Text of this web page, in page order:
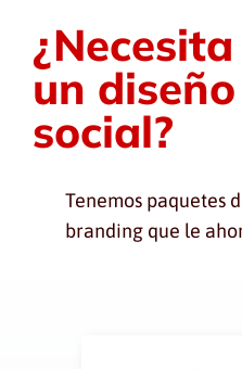
un
social?
Tenemos paquetes
branding que le